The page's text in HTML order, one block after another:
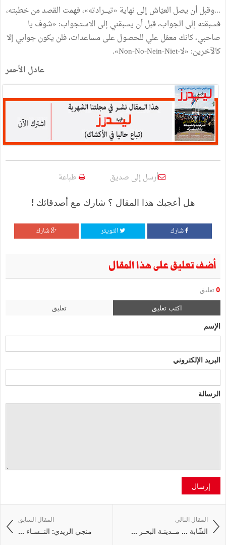
...وقبل أن يصل العيّاش إلى نهاية «تيـــرادته»، فهمت القصد من خطبته،
فسبقته إلى الجواب، قبل أن يسبقني إلى الاستجواب: «شوف يا
صاحبي، كانك معمّل علي للحصول على مساعدات، فلن يكون جوابي إلا
كالآخرين: «لا-Non-No-Nein-Niet».
عادل الأحمر
أرسل إلى صديق طباعة
هل أعجبك هذا المقال ؟ شارك مع أصدقائك !
شارك التويتر شارك
أضف تعليق على هذا المقال
0 تعليق
اكتب تعليق تعليق
الإسم
البريد الإلكتروني
الرسالة
إرسال
المقال السابق
منجي الزيدي: النــسـاء ...
المقال التالي
الشّابة ... مــدينـة البحـر ...